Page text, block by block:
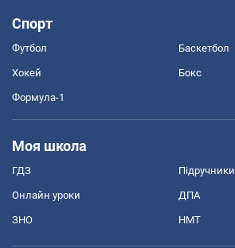
Спорт
Футбол Баскетбол
Хокей Бокс
Формула-1
Моя школа
ГДЗ Підручники
Онлайн уроки ДПА
ЗНО НМТ